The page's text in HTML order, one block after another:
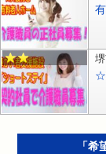
「